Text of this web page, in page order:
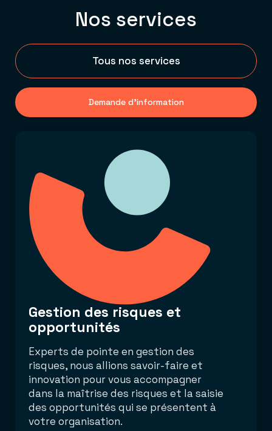
Nos services
Tous nos services
Demande d'information
Gestion des risques et
opportunités
Experts de pointe en gestion des
risques, nous allions savoir-faire et
innovation pour vous accompagner
dans la maîtrise des risques et la saisie
des opportunités qui se présentent à
votre organisation.